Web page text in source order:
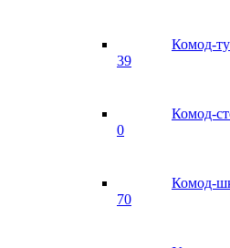
Комод-
39
Комод-
0
Комод-
70